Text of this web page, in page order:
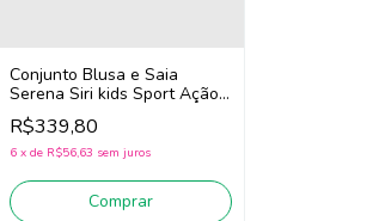
Conjunto Blusa e Saia
Serena Siri kids Sport Ação
41745/41746 (Laranja)
R$339,80
6 x de R$56,63 sem juros
Comprar